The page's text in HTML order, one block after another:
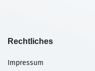
Rechtliches
Impressum